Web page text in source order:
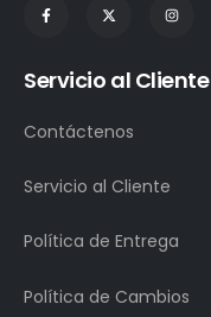
Servicio al Cliente
Contáctenos
Servicio al Cliente
Política de Entrega
Política de Cambios